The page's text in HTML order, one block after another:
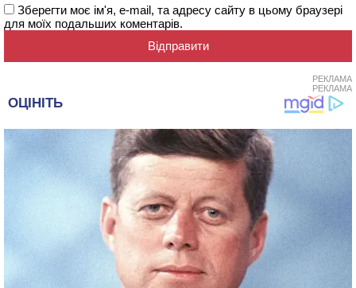
Зберегти моє ім'я, e-mail, та адресу сайту в цьому браузері
для моїх подальших коментарів.
РЕКЛАМА
РЕКЛАМА